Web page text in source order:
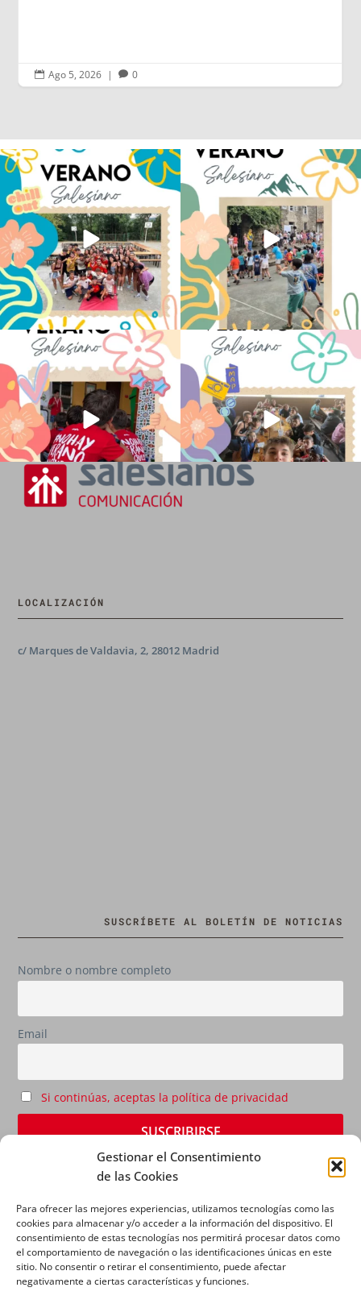
Gestionar el Consentimiento
de las Cookies
Para ofrecer las mejores experiencias, utilizamos tecnologías como las
cookies para almacenar y/o acceder a la información del dispositivo. El
consentimiento de estas tecnologías nos permitirá procesar datos como
el comportamiento de navegación o las identificaciones únicas en este
sitio. No consentir o retirar el consentimiento, puede afectar
negativamente a ciertas características y funciones.
Ago 4, 2026
Los alumnos de 6º de Primaria, 1º y 2º
de la ESO...
145 2
La diversión y la alegría también se han
sentido...
92 0
No hay verano sin que sea Salesiano ❤️
💫 en Luz 4
...
0
viviendo la alegría en el campamento
...
LOCALIZACIÓN
c/ Marques de Valdavia, 2, 28012 Madrid
SUSCRÍBETE AL BOLETÍN DE NOTICIAS
Nombre o nombre completo
Email
Si continúas, aceptas la política de privacidad
AVISO LEGAL|POLÍTICA DE PRIVACIDAD|